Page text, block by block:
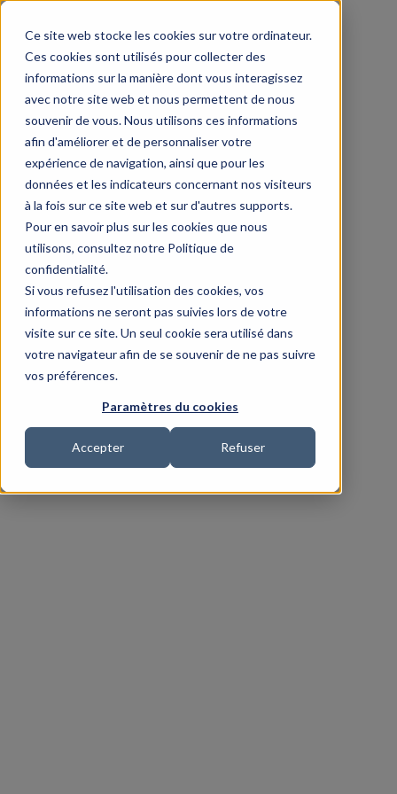
Ce site web stocke les cookies sur votre ordinateur.
Ces cookies sont utilisés pour collecter des
informations sur la manière dont vous interagissez
avec notre site web et nous permettent de nous
souvenir de vous. Nous utilisons ces informations
afin d'améliorer et de personnaliser votre
expérience de navigation, ainsi que pour les
données et les indicateurs concernant nos visiteurs
à la fois sur ce site web et sur d'autres supports.
Pour en savoir plus sur les cookies que nous
utilisons, consultez notre Politique de
confidentialité.
Si vous refusez l'utilisation des cookies, vos
informations ne seront pas suivies lors de votre
visite sur ce site. Un seul cookie sera utilisé dans
votre navigateur afin de se souvenir de ne pas suivre
vos préférences.
Paramètres du cookies
Accepter Refuser